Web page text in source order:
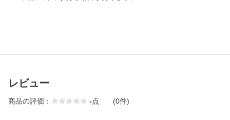
レビュー
商品の評価： -点 (0件)